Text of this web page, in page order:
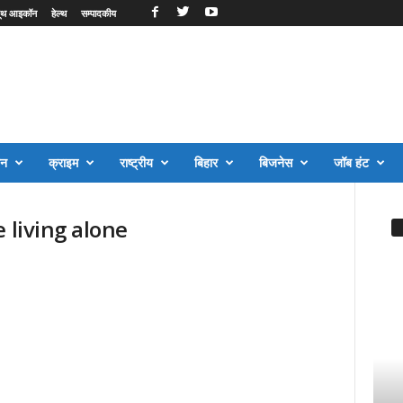
आइकॉन हेल्थ सम्पादकीय
क्राइम राष्ट्रीय बिहार बिजनेस जॉब हंट
living alone